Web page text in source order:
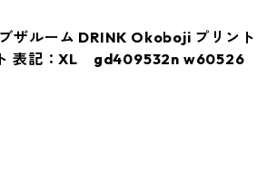
ザルーム DRINK Okoboji プリント
表記：XL gd409532n w60526